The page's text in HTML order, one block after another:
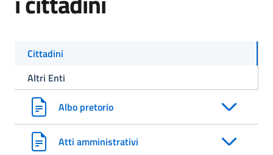
Cittadini
Altri Enti
Albo pretorio
Atti amministrativi